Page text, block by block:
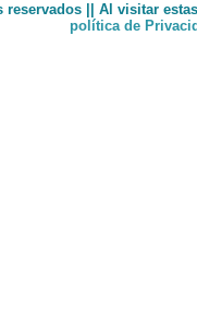
reservados || Al visitar
política de